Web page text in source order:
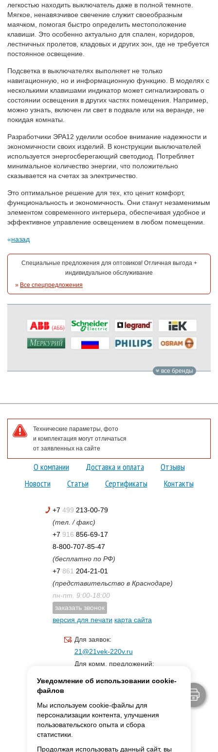
легкостью находить выключатель даже в полной темноте.
Мягкое, ненавязчивое свечение служит своеобразным
маячком, помогая быстро определить местоположение
клавиши. Это особенно актуально для спален, коридоров,
лестничных пролетов, кладовых и других зон, где не требуется
постоянное освещение.
Подсветка в выключателях выполняет не только
навигационную, но и информационную функцию. В моделях с
несколькими клавишами индикатор может сигнализировать о
состоянии освещения в других частях помещения. Например,
можно узнать, включен ли свет в подвале или на веранде, не
покидая комнаты.
Разработчики ЭРА12 уделили особое внимание надежности и
экономичности своих изделий. В конструкции выключателей
используется энергосберегающий светодиод. Потребляет
минимальное количество энергии, что положительно
сказывается на счетах за электричество.
Это оптимальное решение для тех, кто ценит комфорт,
функциональность и экономичность. Они станут незаменимым
элементом современного интерьера, обеспечивая удобное и
эффективное управление освещением в любом помещении.
назад
Специальные предложения для оптовиков! Отличная выгода +
индивидуальное обслуживание
» Все спецпредложения
все бренды
Технические параметры, фото
и комплектация могут отличаться
от заявленных на сайте
О компании Доставка и оплата
Отзывы
Новости
Статьи Сертификаты Контакты
+7 499 213-00-79
(тел. / факс)
+7 916 856-69-17
8-800-707-85-47
(бесплатно по РФ)
+7 861 204-21-01
(представительство в Краснодаре)
пн-пт. 9:00-18:00
заказать звонок
версия для печати карта сайта
Для заявок:
21@21vek-220v.ru
Для комм. предложений:
Уведомление об использовании cookie-
файлов
Мы используем cookie-файлы для
персонализации контента, улучшения
пользовательского опыта и сбора
статистики.
Продолжая использовать данный сайт, вы